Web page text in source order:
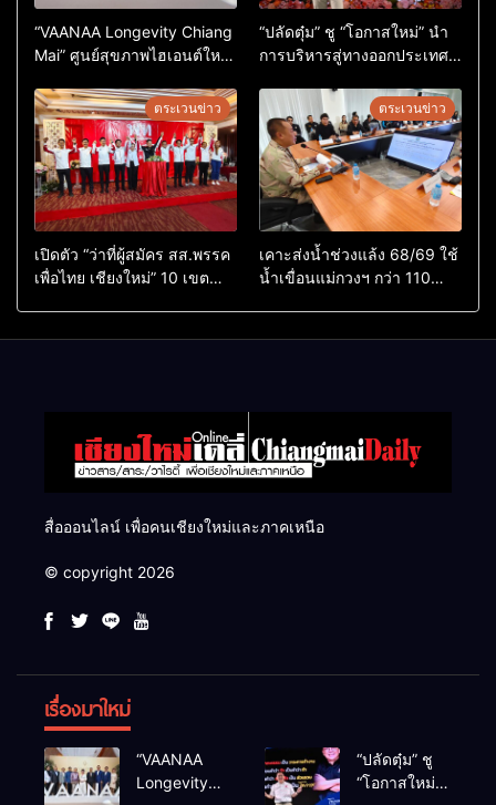
“VAANAA Longevity Chiang
Mai” ศูนย์สุขภาพไฮเอนต์ใหญ่
“ปลัดตุ๋ม” ชู “โอกาสใหม่” นำ
การบริหารสู่ทางออกประเทศ
ตระเวนข่าว
เปิดตัว “ว่าที่ผู้สมัคร สส.พรรค
เพื่อไทย เชียงใหม่” 10 เขต
ตระเวนข่าว
เคาะส่งน้ำช่วงแล้ง 68/69 ใช้
น้ำเขื่อนแม่กวงฯ กว่า 110
สื่อออนไลน์ เพื่อคนเชียงใหม่และภาคเหนือ
© copyright 2026
เรื่องมาใหม่
“VAANAA
Longevity
“ปลัดตุ๋ม” ชู
“โอกาสใหม่”